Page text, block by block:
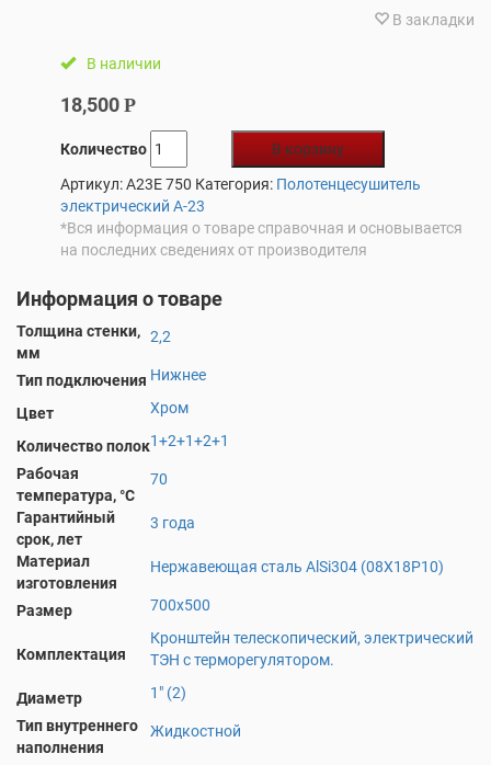
В закладки
В наличии
18,500 Р
Количество
В корзину
Артикул:A23E 750 Категория: Полотенцесушитель
электрический А-23
*Вся информация о товаре справочная и основывается
на последних сведениях от производителя
Информация о товаре
Толщина стенки,
мм
2,2
Тип подключения Нижнее
Цвет Хром
Количество полок1+2+1+2+1
Рабочая
температура, °С
70
Гарантийный
срок, лет
3 года
Материал
изготовления
Нержавеющая сталь AlSi304 (08Х18Р10)
Размер 700х500
Комплектация
Кронштейн телескопический, электрический
ТЭН с терморегулятором.
Диаметр
1" (2)
Тип внутреннего
наполнения
Жидкостной